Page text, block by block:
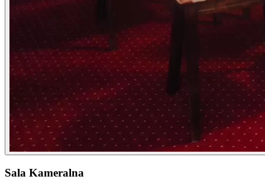
Sala Kameralna